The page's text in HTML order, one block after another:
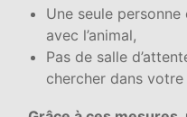
Une seule
avec l’animal,
Pas de salle
chercher dans